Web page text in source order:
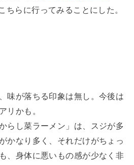
ちらに行ってみることにした。
味が落ちる印象は無し。今後は
リかも。
らし菜ラーメン」は、スジが多
かなり多く、それだけがちょっ
、身体に悪いもの感が少なく非